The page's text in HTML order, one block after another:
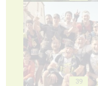
39